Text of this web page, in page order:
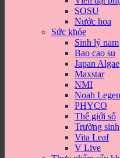
SOSU
Nước hoa
Sức khỏe
Sinh lý nam
Bao cao su
Japan Algae
Maxstar
NMI
Noah
PHYCO
Thế giới số
Trường sinh
Vita Leaf
V Live